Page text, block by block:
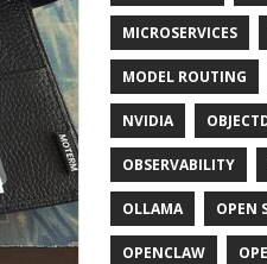
MICROSERVICES
MODEL ROUTING
NVIDIA
OBSERVABILITY
OLLAMA OPEN
OPENCLAW